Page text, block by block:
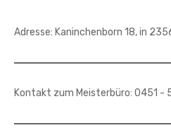
Adresse: Kaninchenborn 18, in
Kontakt zum Meisterbüro: 0451 -